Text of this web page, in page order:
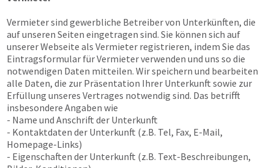
Vermieter sind gewerbliche Betreiber von Unterkünften, die
auf unseren Seiten eingetragen sind. Sie können sich auf
unserer Webseite als Vermieter registrieren, indem Sie das
Eintragsformular für Vermieter verwenden und uns so die
notwendigen Daten mitteilen. Wir speichern und bearbeiten
alle Daten, die zur Präsentation Ihrer Unterkunft sowie zur
Erfüllung unseres Vertrages notwendig sind. Das betrifft
insbesondere Angaben wie
- Name und Anschrift der Unterkunft
- Kontaktdaten der Unterkunft (z.B. Tel, Fax, E-Mail,
Homepage-Links)
- Eigenschaften der Unterkunft (z.B. Text-Beschreibungen,